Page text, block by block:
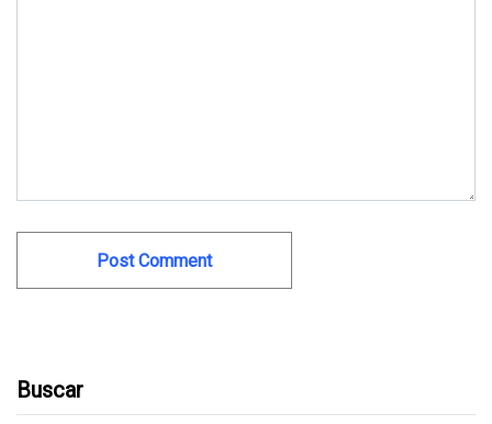
Buscar